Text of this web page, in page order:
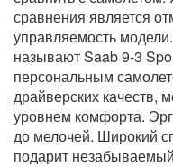
сравнения является
управляемость
называют Saab 9-3
персональным
драйверских качеств,
уровнем комфорта.
до мелочей. Широкий
подарит